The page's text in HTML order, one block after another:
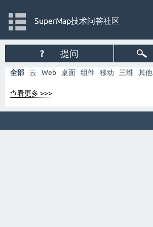
SuperMap技术问答社区
? 提问
全部 云 Web 桌面 组件 移动 三维 其他
查看更多 >>>